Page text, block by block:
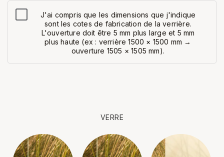
J'ai compris que les dimensions que j'indique
sont les cotes de fabrication de la verrière.
L'ouverture doit être 5 mm plus large et 5 mm
plus haute (ex : verrière 1500 × 1500 mm →
ouverture 1505 × 1505 mm).
VERRE